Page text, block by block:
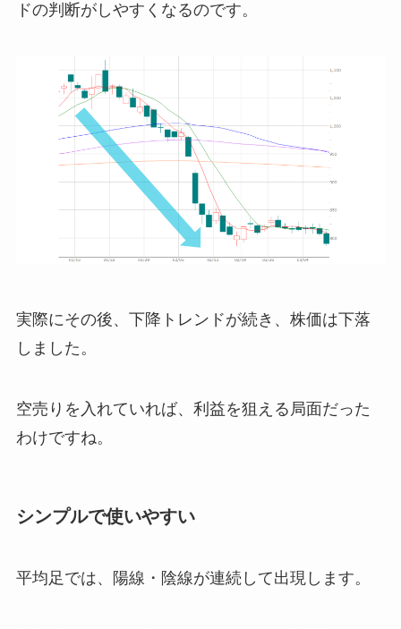
ドの判断がしやすくなるのです。
実際にその後、下降トレンドが続き、株価は下落
しました。
空売りを入れていれば、利益を狙える局面だった
わけですね。
シンプルで使いやすい
平均足では、陽線・陰線が連続して出現します。